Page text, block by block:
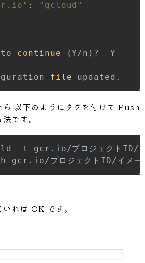
:
"gcloud"
to continue ( Y/n )
file updated.
ら 以下のようにタグを付けて Push
です。
れば OK です。